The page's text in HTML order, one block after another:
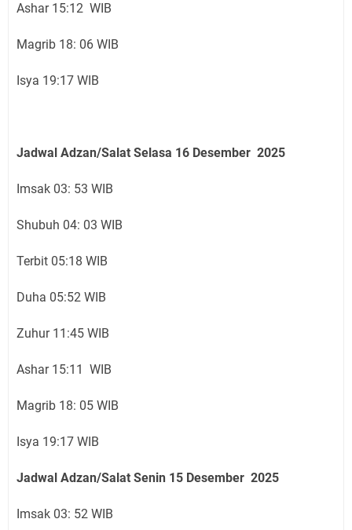
Ashar 15:12 WIB
Magrib 18: 06 WIB
Isya 19:17 WIB
Jadwal Adzan/Salat Selasa 16 Desember 2025
Imsak 03: 53 WIB
Shubuh 04: 03 WIB
Terbit 05:18 WIB
Duha 05:52 WIB
Zuhur 11:45 WIB
Ashar 15:11 WIB
Magrib 18: 05 WIB
Isya 19:17 WIB
Jadwal Adzan/Salat Senin 15 Desember 2025
Imsak 03: 52 WIB